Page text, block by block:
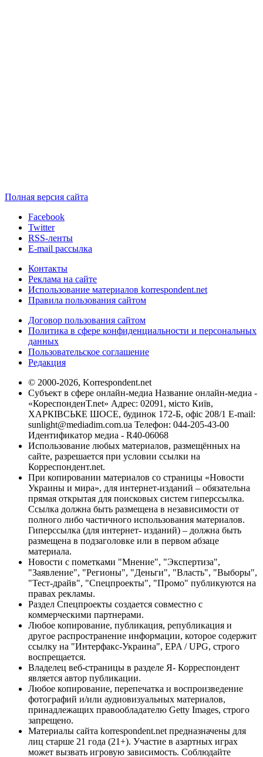
Полная версия сайта
Facebook
Twitter
RSS-ленты
E-mail рассылка
Контакты
Реклама на сайте
Использование материалов korrespondent.net
Правила пользования сайтом
Договор пользования сайтом
Политика в сфере конфиденциальности и персональных
данных
Пользовательское соглашение
Редакция
© 2000-2026, Korrespondent.net
Субъект в сфере онлайн-медиа Название онлайн-медиа -
«КореспонденТ.net» Адрес: 02091, місто Київ,
ХАРКІВСЬКЕ ШОСЕ, будинок 172-Б, офіс 208/1 E-mail:
sunlight@mediadim.com.ua Телефон: 044-205-43-00
Идентификатор медиа - R40-06068
Использование любых материалов, размещённых на
сайте, разрешается при условии ссылки на
Корреспондент.net.
При копировании материалов со страницы «Новости
Украины и мира», для интернет-изданий – обязательна
прямая открытая для поисковых систем гиперссылка.
Ссылка должна быть размещена в независимости от
полного либо частичного использования материалов.
Гиперссылка (для интернет- изданий) – должна быть
размещена в подзаголовке или в первом абзаце
материала.
Новости с пометками "Мнение", "Экспертиза",
"Заявление", "Регионы", "Деньги", "Власть", "Выборы",
"Тест-драйв", "Спецпроекты", "Промо" публикуются на
правах рекламы.
Раздел Спецпроекты создается совместно с
коммерческими партнерами.
Любое копирование, публикация, републикация и
другое распространение информации, которое содержит
ссылку на "Интерфакс-Украина", EPA / UPG, строго
воспрещается.
Владелец веб-страницы в разделе Я- Корреспондент
является автор публикации.
Любое копирование, перепечатка и воспроизведение
фотографий и/или аудиовизуальных материалов,
принадлежащих правообладателю Getty Images, строго
запрещено.
Материалы сайта korrespondent.net предназначены для
лиц старше 21 года (21+). Участие в азартных играх
может вызвать игровую зависимость. Соблюдайте